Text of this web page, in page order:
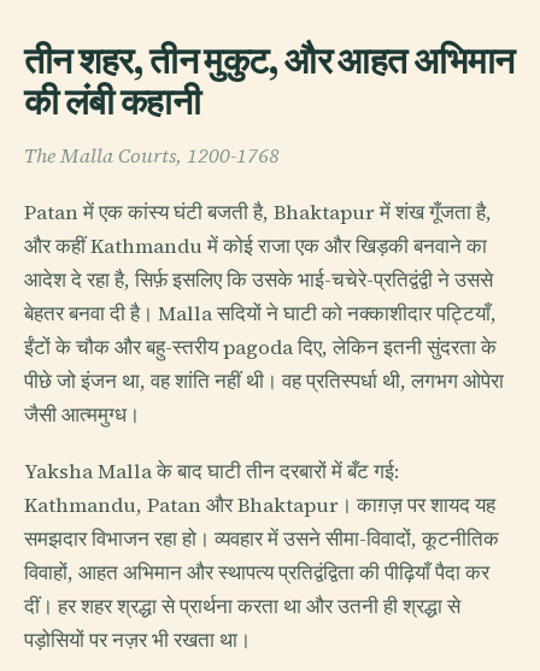
तीन शहर, तीन मुकुट, और आहत अभिमान
की लंबी कहानी
The Malla Courts, 1200-1768
Patan में एक कांस्य घंटी बजती है, Bhaktapur में शंख गूँजता है,
और कहीं Kathmandu में कोई राजा एक और खिड़की बनवाने का
आदेश दे रहा है, सिर्फ़ इसलिए कि उसके भाई-चचेरे-प्रतिद्वंद्वी ने उससे
बेहतर बनवा दी है। Malla सदियों ने घाटी को नक्काशीदार पट्टियाँ,
ईंटों के चौक और बहु-स्तरीय pagoda दिए, लेकिन इतनी सुंदरता के
पीछे जो इंजन था, वह शांति नहीं थी। वह प्रतिस्पर्धा थी, लगभग ओपेरा
जैसी आत्ममुग्ध।
Yaksha Malla के बाद घाटी तीन दरबारों में बँट गई:
Kathmandu, Patan और Bhaktapur। काग़ज़ पर शायद यह
समझदार विभाजन रहा हो। व्यवहार में उसने सीमा-विवादों, कूटनीतिक
विवाहों, आहत अभिमान और स्थापत्य प्रतिद्वंद्विता की पीढ़ियाँ पैदा कर
दीं। हर शहर श्रद्धा से प्रार्थना करता था और उतनी ही श्रद्धा से
पड़ोसियों पर नज़र भी रखता था।